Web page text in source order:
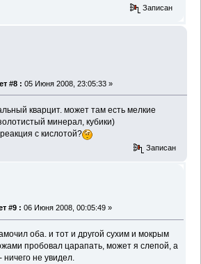
Записан
#8 : 05 Июня 2008, 23:05:33 »
кварцит. может там есть мелкие
минерал, кубики)
с кислотой?
Записан
#9 : 06 Июня 2008, 00:05:49 »
оба. и тот и другой сухим и мокрым
пробовал царапать, может я слепой, а
не увидел.